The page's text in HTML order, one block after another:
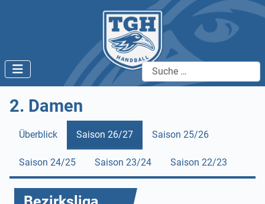
Suchen
2. Damen
Überblick Saison 26/27 Saison 25/26
Saison 24/25 Saison 23/24 Saison 22/23